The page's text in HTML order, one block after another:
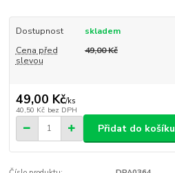
Dostupnost
skladem
Cena před
slevou
49,00 Kč
49,00 Kč/ks
40,50 Kč bez DPH
Přidat do košíku